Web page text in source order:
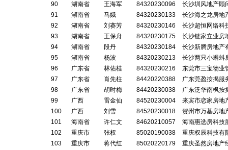
90
湖南省 王海军 84320230096
长沙圳风地产顾
91
湖南省 马娥 84320230133
长沙海之龙房地
92
湖南省 刘赛芳 84320230146
长沙超恒网络科
93
湖南省 王保舟 84320230175
长沙链家立业房
94
湖南省 段丹 84320230184
长沙新腾房地产
95
湖南省 杨波 84320230213
长沙两只小蝌蚪
96
广东省 林佑桂 84320230216
东莞市三宝物业
97
广东省 肖先柱 84420220388
广东莞盈按揭服
98
广东省 胡时梅 84420230038
广东泛华南枫按
99
广西 雷金仙 84520230004
来宾市恋家房地
100
广西 刘雪 84520230018
贺州市万基房地
101
海南省 许仁文 84620210057
海南惠选房科技
102
重庆市 张权 85020190038
重庆权辰科技有
103
重庆市 蒋代红 85020220179
重庆圣然房地产